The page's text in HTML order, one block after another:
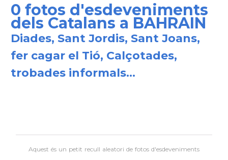
0 fotos d'esdeveniments
dels Catalans a BAHRAIN
Diades, Sant Jordis, Sant Joans,
fer cagar el Tió, Calçotades,
trobades informals...
Aquest és un petit recull aleatori defotos d'esdeveniments